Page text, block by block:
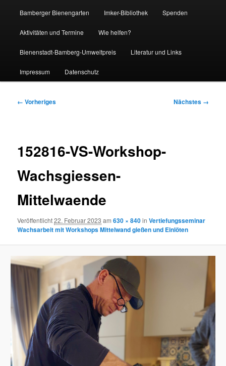
Bamberger Bienengarten Imker-Bibliothek Spenden
Aktivitäten und Termine Wie helfen?
Bienenstadt-Bamberg-Umweltpreis Literatur und Links
Impressum Datenschutz
Bilder-
← Vorheriges Nächstes →
152816-VS-Workshop-
Wachsgiessen-
Mittelwaende
Veröffentlicht22. Februar 2023 am630 × 840inVertiefungsseminar
Wachsarbeit mit Workshops Mittelwand gießen und Einlöten